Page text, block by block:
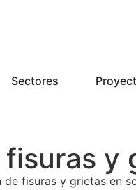
Sectores
y
fisuras y grietas en